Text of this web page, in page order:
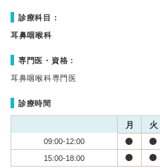
診療科目：
耳鼻咽喉科
専門医・資格：
耳鼻咽喉科専門医
診療時間
月 火
09:00-12:00
15:00-18:00